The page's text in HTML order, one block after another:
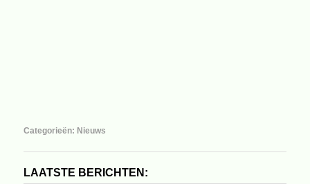
Categorieën: Nieuws
LAATSTE BERICHTEN: